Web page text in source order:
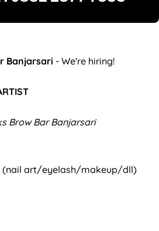
Banjarsari - We're hiring!
Brow Bar Banjarsari
(nail art/eyelash/makeup/dll)